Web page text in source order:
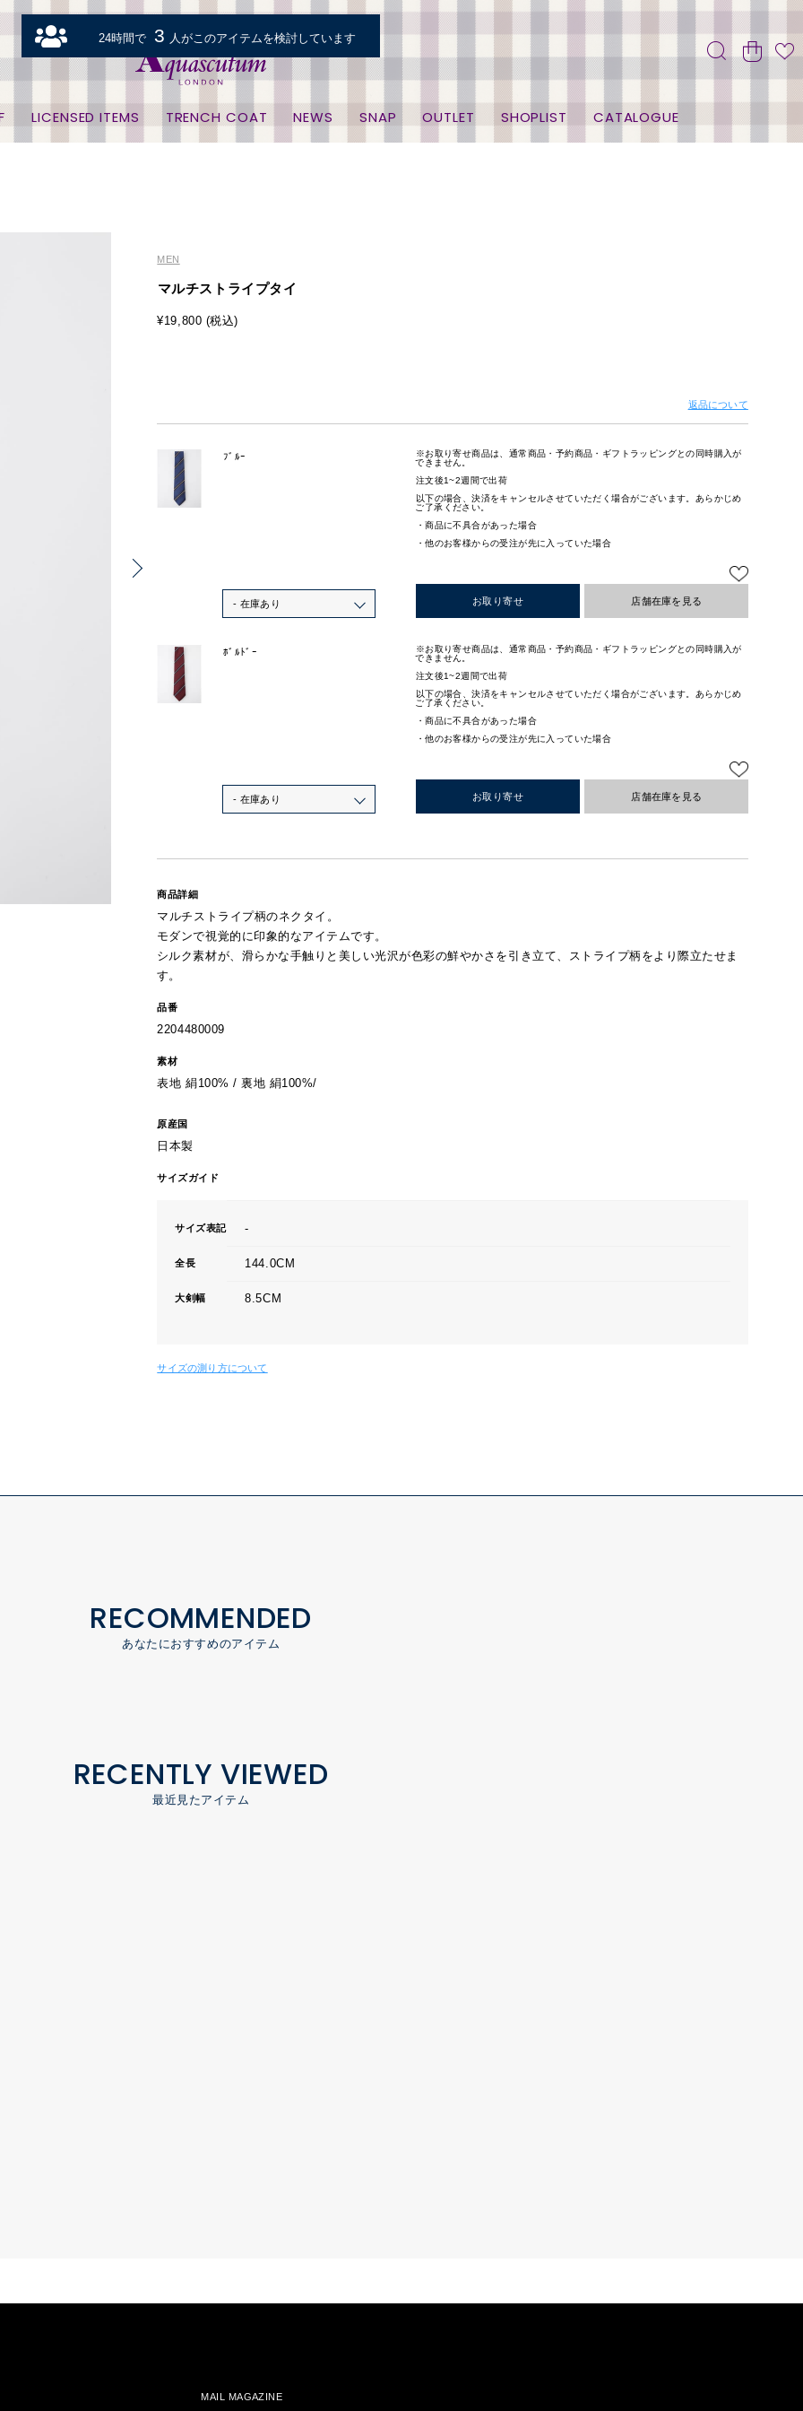
LICENSED ITEMS TRENCH COAT NEWS SNAP OUTLET SHOPLIST CATALOGUE
MEN
マルチストライプタイ
¥19,800 (税込)
返品について
ﾌﾞﾙｰ
- 在庫あり お取り寄せ
※お取り寄せ商品は、通常商品・予約商品・ギフトラッピングとの同時購入が
できません。
注文後1~2週間で出荷
以下の場合、決済をキャンセルさせていただく場合がございます。あらかじめ
ご了承ください。
・商品に不具合があった場合
・他のお客様からの受注が先に入っていた場合
店舗在庫を見る
ﾎﾞﾙﾄﾞｰ
- 在庫あり お取り寄せ
※お取り寄せ商品は、通常商品・予約商品・ギフトラッピングとの同時購入が
できません。
注文後1~2週間で出荷
以下の場合、決済をキャンセルさせていただく場合がございます。あらかじめ
ご了承ください。
・商品に不具合があった場合
・他のお客様からの受注が先に入っていた場合
店舗在庫を見る
商品詳細
マルチストライプ柄のネクタイ。
モダンで視覚的に印象的なアイテムです。
シルク素材が、滑らかな手触りと美しい光沢が色彩の鮮やかさを引き立て、ストライプ柄をより際立たせま
す。
品番
2204480009
素材
表地 絹100% / 裏地 絹100%/
原産国
日本製
サイズガイド
サイズ表記 -
全長 144.0CM
大剣幅 8.5CM
サイズの測り方について
RECOMMENDED
あなたにおすすめのアイテム
RECENTLY VIEWED
最近見たアイテム
MAIL MAGAZINE
24時間で 3 人がこのアイテムを検討しています